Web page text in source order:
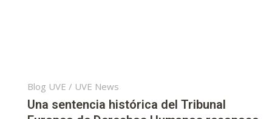
Blog UVE / UVE News
Una sentencia histórica del Tribunal